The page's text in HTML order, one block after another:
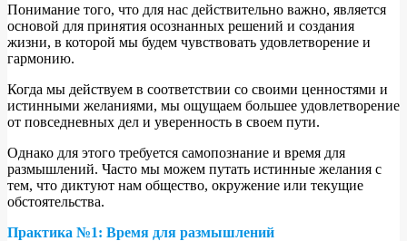
Понимание того, что для нас действительно важно, является
основой для принятия осознанных решений и создания
жизни, в которой мы будем чувствовать удовлетворение и
гармонию.
Когда мы действуем в соответствии со своими ценностями и
истинными желаниями, мы ощущаем большее удовлетворение
от повседневных дел и уверенность в своем пути.
Однако для этого требуется самопознание и время для
размышлений. Часто мы можем путать истинные желания с
тем, что диктуют нам общество, окружение или текущие
обстоятельства.
Практика №1: Время для размышлений